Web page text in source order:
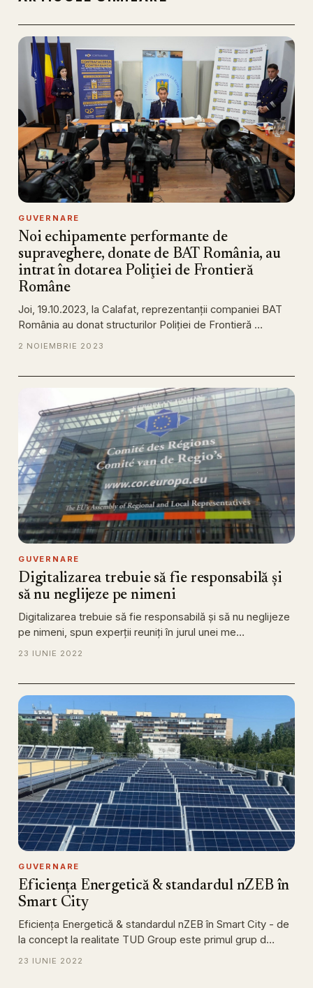
GUVERNARE
Noi echipamente performante de
supraveghere, donate de BAT România, au
intrat în dotarea Poliţiei de Frontieră
Române
Joi, 19.10.2023, la Calafat, reprezentanţii companiei BAT
România au donat structurilor Poliţiei de Frontieră …
2 NOIEMBRIE 2023
GUVERNARE
Digitalizarea trebuie să fie responsabilă și
să nu neglijeze pe nimeni
Digitalizarea trebuie să fie responsabilă și să nu neglijeze
pe nimeni, spun experții reuniți în jurul unei me…
23 IUNIE 2022
GUVERNARE
Eficiența Energetică & standardul nZEB în
Smart City
Eficiența Energetică & standardul nZEB în Smart City - de
la concept la realitate TUD Group este primul grup d…
23 IUNIE 2022